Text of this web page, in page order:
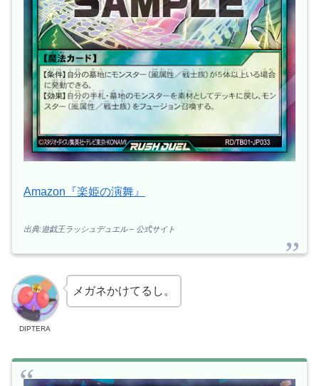
Amazon『楽姫の演舞』
出典:遊戯王ラッシュデュエル – 公式サイト
DIPTERA
メガネかけてるし。